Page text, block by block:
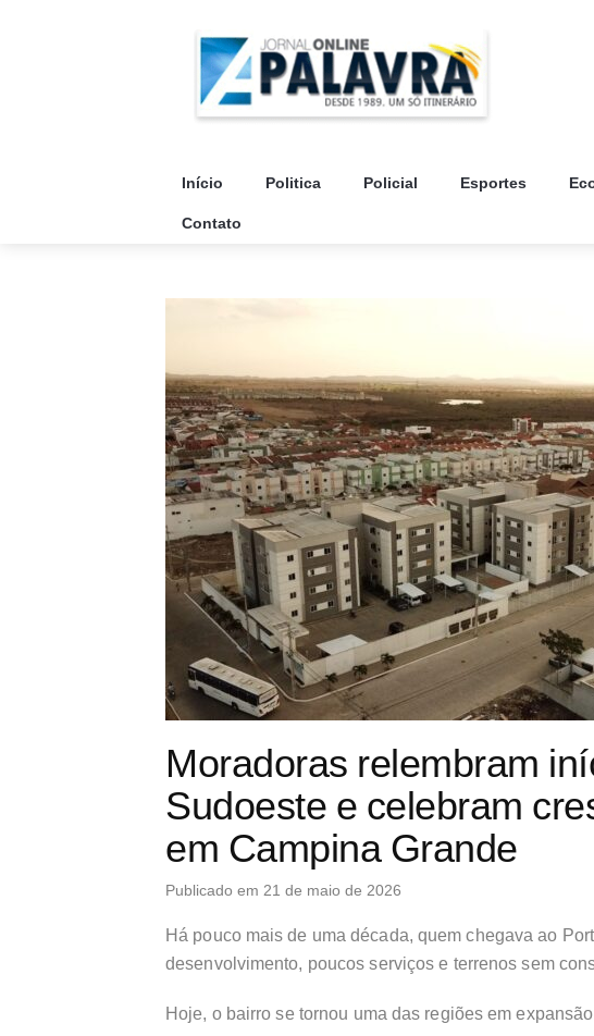
Início Politica Policial Esportes
Contato
Moradoras relembram
Sudoeste e celebram
em Campina Grande
Publicado em 21 de maio de 2026
Há pouco mais de uma década, quem chegava ao
desenvolvimento, poucos serviços e terrenos sem
Hoje, o bairro se tornou uma das regiões em